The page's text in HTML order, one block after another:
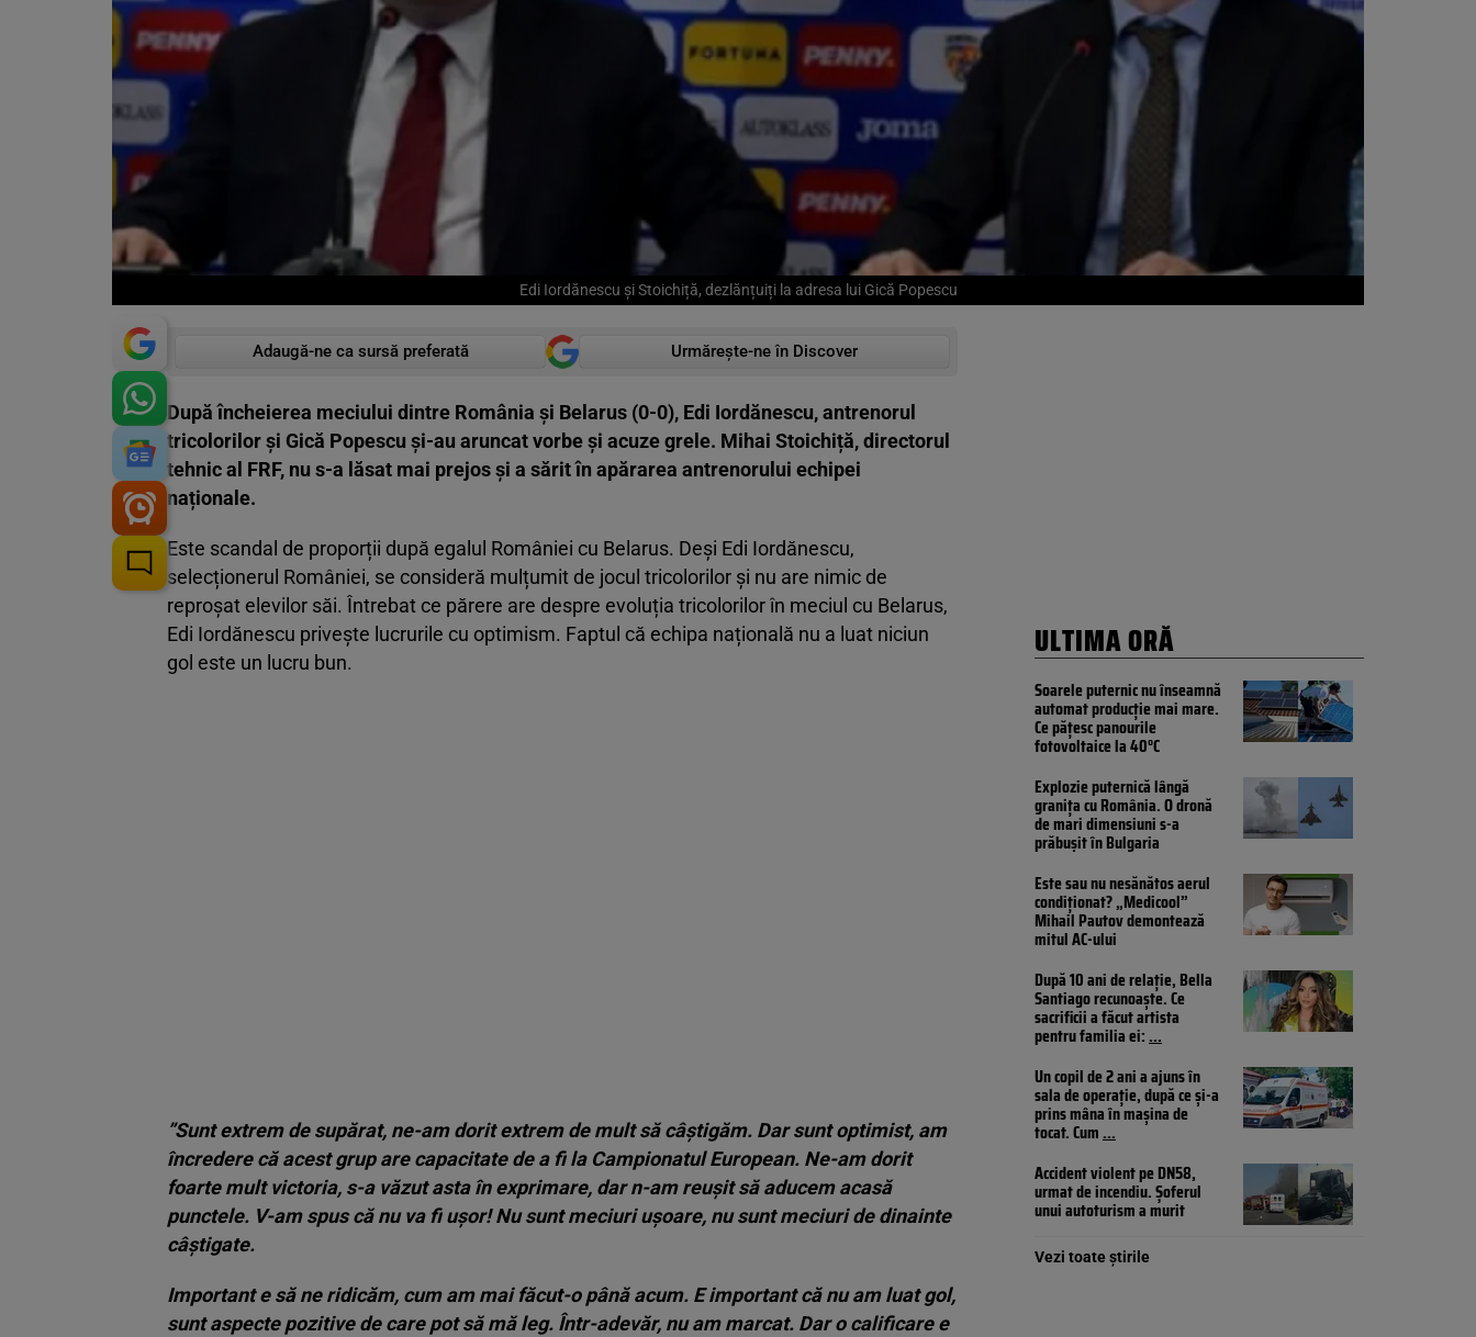
Edi Iordănescu și Stoichiță, dezlănțuiți la adresa lui Gică Popescu
Adaugă-ne ca sursă preferată Urmărește-ne în Discover
După încheierea meciului dintre România și Belarus (0-0), Edi Iordănescu, antrenorul
tricolorilor și Gică Popescu și-au aruncat vorbe și acuze grele. Mihai Stoichiță, directorul
tehnic al FRF, nu s-a lăsat mai prejos și a sărit în apărarea antrenorului echipei
naționale.
Este scandal de proporții după egalul României cu Belarus. Deși Edi Iordănescu,
selecționerul României, se consideră mulțumit de jocul tricolorilor și nu are nimic de
reproșat elevilor săi. Întrebat ce părere are despre evoluția tricolorilor în meciul cu Belarus,
Edi Iordănescu privește lucrurile cu optimism. Faptul că echipa națională nu a luat niciun
gol este un lucru bun.
”Sunt extrem de supărat, ne-am dorit extrem de mult să câștigăm. Dar sunt optimist, am
încredere că acest grup are capacitate de a fi la Campionatul European. Ne-am dorit
foarte mult victoria, s-a văzut asta în exprimare, dar n-am reușit să aducem acasă
punctele. V-am spus că nu va fi ușor! Nu sunt meciuri ușoare, nu sunt meciuri de dinainte
câștigate.
Important e să ne ridicăm, cum am mai făcut-o până acum. E important că nu am luat gol,
sunt aspecte pozitive de care pot să mă leg. Într-adevăr, nu am marcat. Dar o calificare e
ULTIMA ORĂ
Soarele puternic nu înseamnă
automat producție mai mare.
Ce pățesc panourile
fotovoltaice la 40°C
Explozie puternică lângă
granița cu România. O dronă
de mari dimensiuni s-a
prăbușit în Bulgaria
Este sau nu nesănătos aerul
condiționat? „Medicool”
Mihail Pautov demontează
mitul AC-ului
După 10 ani de relație, Bella
Santiago recunoaște. Ce
sacrificii a făcut artista
pentru familia ei:...
Un copil de 2 ani a ajuns în
sala de operație, după ce și-a
prins mâna în mașina de
tocat. Cum...
Accident violent pe DN58,
urmat de incendiu. Șoferul
unui autoturism a murit
Vezi toate știrile